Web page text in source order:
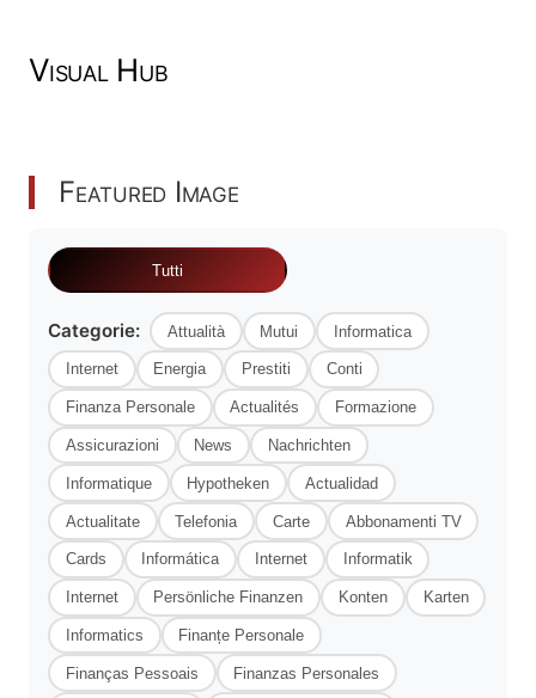
Visual Hub
Featured Image
Tutti
Categorie: Attualità Mutui Informatica
Internet Energia Prestiti Conti
Finanza Personale Actualités Formazione
Assicurazioni News Nachrichten
Informatique Hypotheken Actualidad
Actualitate Telefonia Carte Abbonamenti TV
Cards Informática Internet Informatik
Internet Persönliche Finanzen Konten Karten
Informatics Finanțe Personale
Finanças Pessoais Finanzas Personales